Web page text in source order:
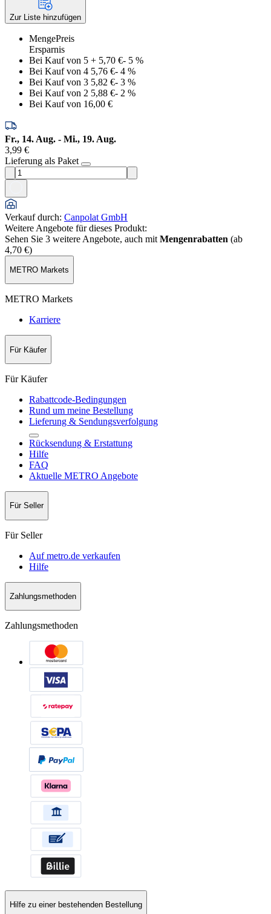
Zur Liste hinzufügen
MengePreis
Ersparnis
Bei Kauf von 5 + 5,70 €- 5 %
Bei Kauf von 4 5,76 €- 4 %
Bei Kauf von 3 5,82 €- 3 %
Bei Kauf von 2 5,88 €- 2 %
Bei Kauf von 16,00 €
Fr., 14. Aug. - Mi., 19. Aug.
3,99 €
Lieferung als Paket
Verkauf durch: Canpolat GmbH
Weitere Angebote für dieses Produkt:
Sehen Sie 3 weitere Angebote, auch mit Mengenrabatten (ab
4,70 €)
METRO Markets
METRO Markets
Karriere
Für Käufer
Für Käufer
Rabattcode-Bedingungen
Rund um meine Bestellung
Lieferung & Sendungsverfolgung
Rücksendung & Erstattung
Hilfe
FAQ
Aktuelle METRO Angebote
Für Seller
Für Seller
Auf metro.de verkaufen
Hilfe
Zahlungsmethoden
Zahlungsmethoden
Hilfe zu einer bestehenden Bestellung